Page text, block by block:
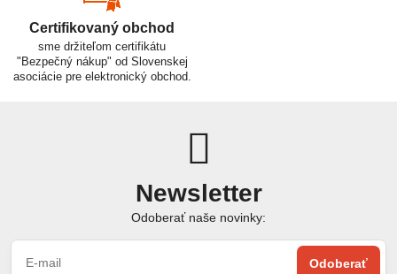
Certifikovaný obchod
sme držiteľom certifikátu
"Bezpečný nákup" od Slovenskej
asociácie pre elektronický obchod.
Newsletter
Odoberať naše novinky:
Odoberať